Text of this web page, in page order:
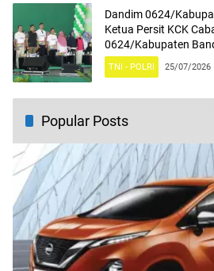
Dandim 0624/
Ketua Persit KCK
0624/Kabupaten
Hari Anak Nasional
Kesatuan Gerakan
TNI - POLRI 25/07/2026
Popular Posts